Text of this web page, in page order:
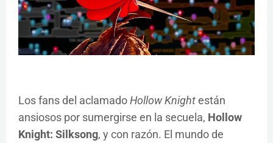
Los fans del aclamadoHollow Knightestán
ansiosos por sumergirse en la secuela, Hollow
Knight: Silksong, y con razón. El mundo de